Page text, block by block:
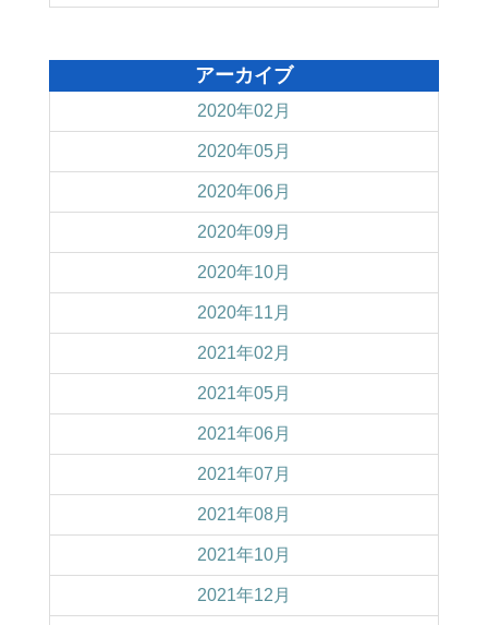
アーカイブ
2020年02月
2020年05月
2020年06月
2020年09月
2020年10月
2020年11月
2021年02月
2021年05月
2021年06月
2021年07月
2021年08月
2021年10月
2021年12月